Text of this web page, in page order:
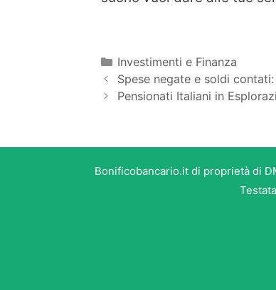
Categorie
Investimenti e Finanza
Spese negate e soldi
Pensionati Italiani in
Bonificobancario.it di proprietà di